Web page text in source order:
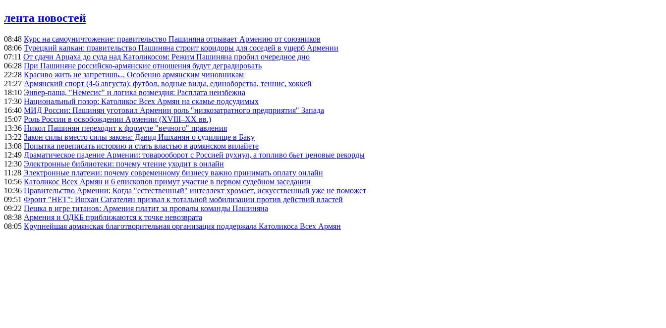
лента новостей
08:48 Курс на самоуничтожение: правительство Пашиняна отрывает Армению от союзников
08:06 Турецкий капкан: правительство Пашиняна строит коридоры для соседей в ущерб Армении
07:11 От сдачи Арцаха до суда над Католикосом: Режим Пашиняна пробил очередное дно
06:28 При Пашиняне российско-армянские отношения будут деградировать
22:28 Красиво жить не запретишь... Особенно армянским чиновникам
21:27 Армянский спорт (4-6 августа): футбол, водные виды, единоборства, теннис, хоккей
18:10 Энвер-паша, "Немесис" и логика возмездия: Расплата неизбежна
17:30 Национальный позор: Католикос Всех Армян на скамье подсудимых
16:40 МИД России: Пашинян уготовил Армении роль "низкозатратного предприятия" Запада
15:07 Роль России в освобождении Армении (XVIII–XX вв.)
13:36 Никол Пашинян переходит к формуле "вечного" правления
13:22 Закон силы вместо силы закона: Давид Ишханян о судилище в Баку
13:08 Попытка переписать историю и стать властью в армянском вилайете
12:49 Драматическое падение Армении: товарооборот с Россией рухнул, а топливо бьет ценовые рекорды
12:30 Электронные библиотеки: почему чтение уходит в онлайн
11:28 Электронные платежи: почему современному бизнесу важно принимать оплату онлайн
10:56 Католикос Всех Армян и 6 епископов примут участие в первом судебном заседании
10:36 Правительство Армении: Когда "естественный" интеллект хромает, искусственный уже не поможет
09:51 Фронт "НЕТ": Ишхан Сагателян призвал к тотальной мобилизации против действий властей
09:22 Пешка в игре титанов: Армения платит за провалы команды Пашиняна
08:38 Армения и ОДКБ приближаются к точке невозврата
08:05 Крупнейшая армянская благотворительная организация поддержала Католикоса Всех Армян